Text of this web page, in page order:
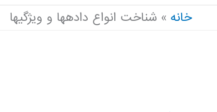
اصلی
خانه شناخت انواع دادهها و ویژگیها